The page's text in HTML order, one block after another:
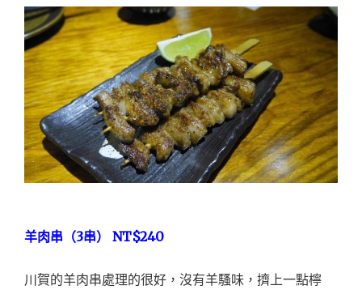
羊肉串（3串） NT$240
川賀的羊肉串處理的很好，沒有羊騷味，擠上一點檸